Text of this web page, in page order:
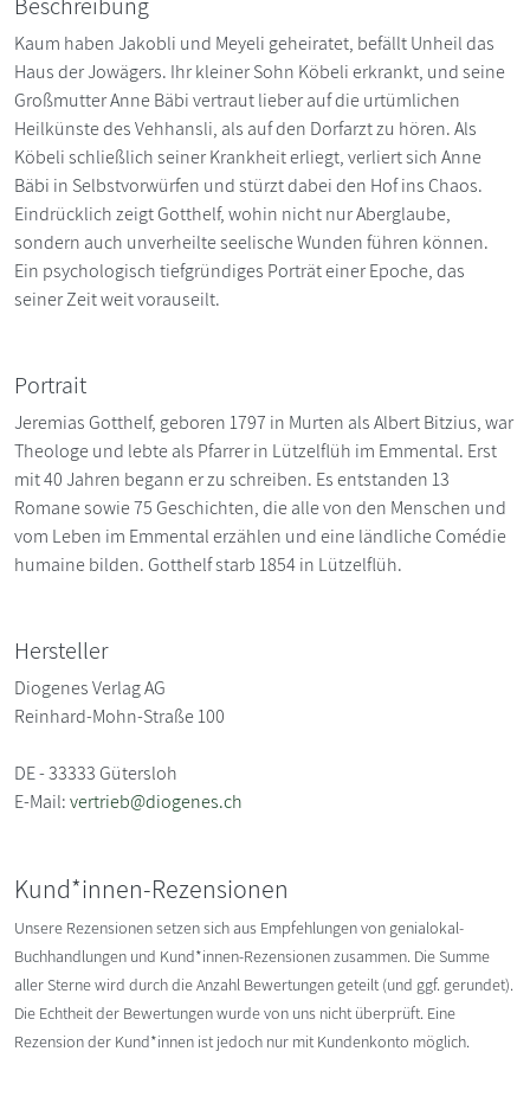
Kaum haben Jakobli und Meyeli geheiratet, befällt Unheil das
Haus der Jowägers. Ihr kleiner Sohn Köbeli erkrankt, und seine
Großmutter Anne Bäbi vertraut lieber auf die urtümlichen
Heilkünste des Vehhansli, als auf den Dorfarzt zu hören. Als
Köbeli schließlich seiner Krankheit erliegt, verliert sich Anne
Bäbi in Selbstvorwürfen und stürzt dabei den Hof ins Chaos.
Eindrücklich zeigt Gotthelf, wohin nicht nur Aberglaube,
sondern auch unverheilte seelische Wunden führen können.
Ein psychologisch tiefgründiges Porträt einer Epoche, das
seiner Zeit weit vorauseilt.
Portrait
Jeremias Gotthelf, geboren 1797 in Murten als Albert Bitzius, war
Theologe und lebte als Pfarrer in Lützelflüh im Emmental. Erst
mit 40 Jahren begann er zu schreiben. Es entstanden 13
Romane sowie 75 Geschichten, die alle von den Menschen und
vom Leben im Emmental erzählen und eine ländliche Comédie
humaine bilden. Gotthelf starb 1854 in Lützelflüh.
Hersteller
Diogenes Verlag AG
Reinhard-Mohn-Straße 100
DE - 33333 Gütersloh
E-Mail:vertrieb@diogenes.ch
Kund*innen-Rezensionen
Unsere Rezensionen setzen sich aus Empfehlungen von genialokal-
Buchhandlungen und Kund*innen-Rezensionen zusammen. Die Summe
aller Sterne wird durch die Anzahl Bewertungen geteilt (und ggf. gerundet).
Die Echtheit der Bewertungen wurde von uns nicht überprüft. Eine
Rezension der Kund*innen ist jedoch nur mit Kundenkonto möglich.